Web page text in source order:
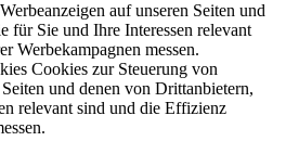
auf unseren Seiten und
für Sie und Ihre Interessen relevant
Werbekampagnen messen.
Cookies zur Steuerung von
und denen von Drittanbietern,
relevant sind und die Effizienz